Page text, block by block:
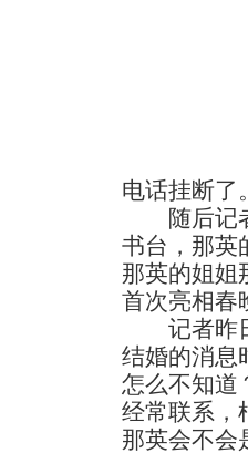
电话挂断了。
随后记者
书台，那英
那英的姐姐
首次亮相春
记者昨日
结婚的消息
怎么不知道
经常联系，
那英会不会